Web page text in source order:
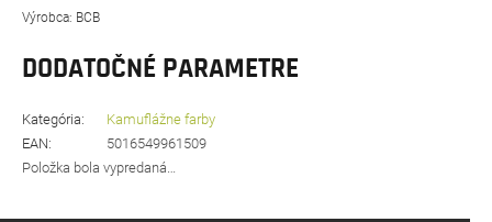
Výrobca: BCB
DODATOČNÉ PARAMETRE
Kategória:
Kamuflážne farby
EAN:
5016549961509
Položka bola vypredaná…